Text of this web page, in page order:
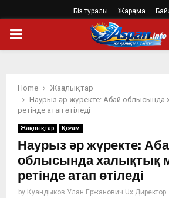
Біз туралы Жарңама
PRIMARY
Home
Жаңалықтар
Наурыз әр жүректе: Абай облысында
ретінде атап өтіледі
Жаңалықтар Қоғам
Наурыз әр жүректе:
облысында халықтық
ретінде атап өтіледі
by Куандыков Улан Ержанович Ux Директор